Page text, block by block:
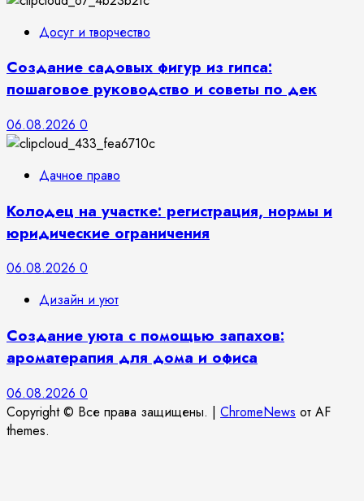
Досуг и творчество
Создание садовых фигур из гипса:
пошаговое руководство и советы по дек
06.08.2026 0
Дачное право
Колодец на участке: регистрация, нормы и
юридические ограничения
06.08.2026 0
Дизайн и уют
Создание уюта с помощью запахов:
ароматерапия для дома и офиса
06.08.2026 0
Copyright © Все права защищены. | ChromeNews от AF
themes.